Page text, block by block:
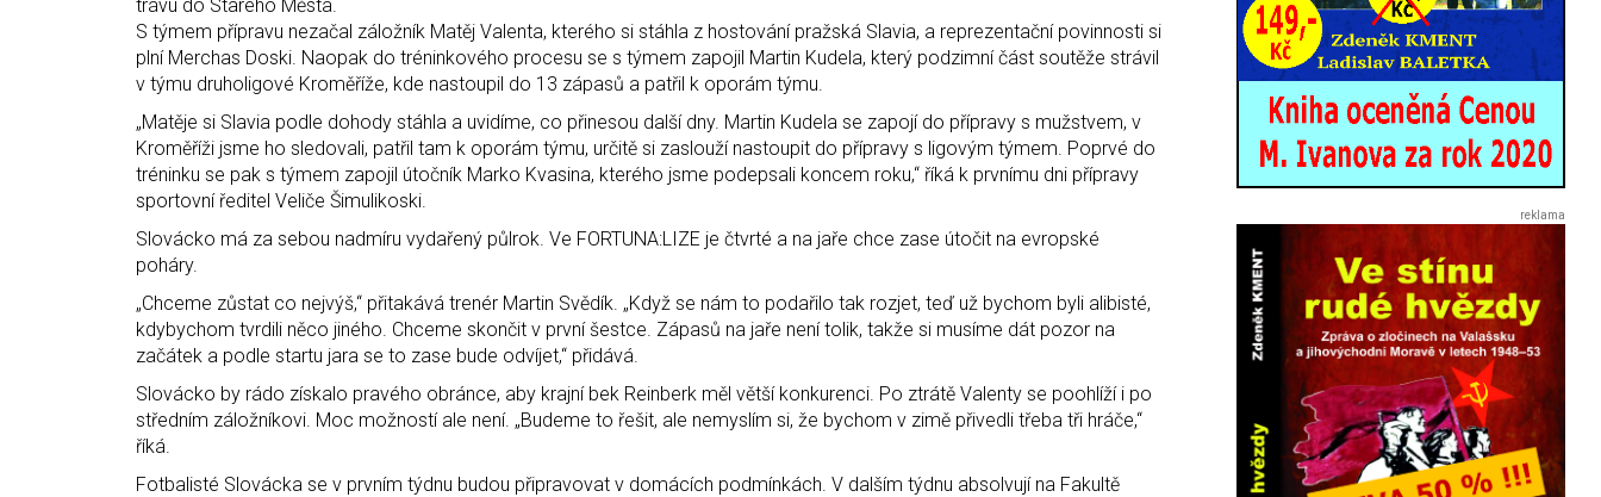
trávu do Starého Města.
S týmem přípravu nezačal záložník Matěj Valenta, kterého si stáhla z hostování pražská Slavia, a reprezentační povinnosti si
plní Merchas Doski. Naopak do tréninkového procesu se s týmem zapojil Martin Kudela, který podzimní část soutěže strávil
v týmu druholigové Kroměříže, kde nastoupil do 13 zápasů a patřil k oporám týmu.
„Matěje si Slavia podle dohody stáhla a uvidíme, co přinesou další dny. Martin Kudela se zapojí do přípravy s mužstvem, v
Kroměříži jsme ho sledovali, patřil tam k oporám týmu, určitě si zaslouží nastoupit do přípravy s ligovým týmem. Poprvé do
tréninku se pak s týmem zapojil útočník Marko Kvasina, kterého jsme podepsali koncem roku,“ říká k prvnímu dni přípravy
sportovní ředitel Veliče Šimulikoski.
Slovácko má za sebou nadmíru vydařený půlrok. Ve FORTUNA:LIZE je čtvrté a na jaře chce zase útočit na evropské
poháry.
„Chceme zůstat co nejvýš,“ přitakává trenér Martin Svědík. „Když se nám to podařilo tak rozjet, teď už bychom byli alibisté,
kdybychom tvrdili něco jiného. Chceme skončit v první šestce. Zápasů na jaře není tolik, takže si musíme dát pozor na
začátek a podle startu jara se to zase bude odvíjet,“ přidává.
Slovácko by rádo získalo pravého obránce, aby krajní bek Reinberk měl větší konkurenci. Po ztrátě Valenty se poohlíží i po
středním záložníkovi. Moc možností ale není. „Budeme to řešit, ale nemyslím si, že bychom v zimě přivedli třeba tři hráče,“
říká.
Fotbalisté Slovácka se v prvním týdnu budou připravovat v domácích podmínkách. V dalším týdnu absolvují na Fakultě